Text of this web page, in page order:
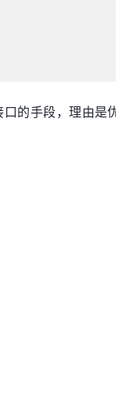
的手段，理由是优